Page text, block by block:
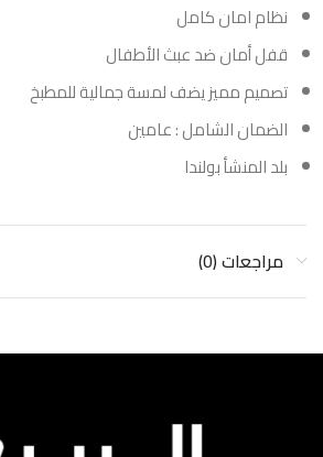
نظام امان كامل
قفل أمان ضد عبث الأطفال
تصميم مميز يضف لمسة جمالية للمطبخ
الضمان الشامل : عامين
بلد المنشأ بولندا
مراجعات (0)